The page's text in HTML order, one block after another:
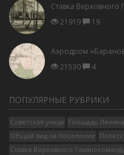
Ставка
21919
19
Аэродром
21530
4
ПОПУЛЯРНЫЕ РУБРИКИ
Советская улица Площадь Ленина
Общий вид на поселение
Ставка Верховного